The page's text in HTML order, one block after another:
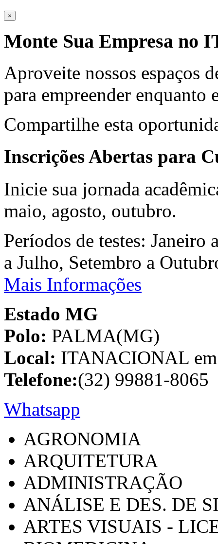
×
Monte Sua Empresa no
Aproveite nossos espaços
para empreender enquanto
Compartilhe esta
Inscrições Abertas para
Inicie sua jornada
maio, agosto, outubro.
Períodos de testes:
a Julho, Setembro a
Mais Informações
Estado MG
Polo: PALMA(MG)
Local: ITANACIONAL
Telefone:(32) 99881-8065
Whatsapp
AGRONOMIA
ARQUITETURA
ADMINISTRAÇÃO
ANÁLISE E DES. DE
ARTES VISUAIS -